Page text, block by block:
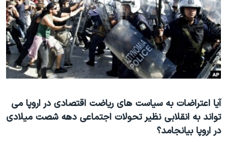
فرهنگ و زندگی
حقوق شهروندی
اقتصادی
علم و فناوری
گالری عکس
آرشیو پخش زنده
مستندها
انتخابات ریاست جمهوری آمریکا ۲۰۲۴
حمله جمهوری اسلامی به اسرائیل
رمز مهسا
اعتراضات زن، زندگی، آزادی
مجموعه مستندهای دادخواهی
تریبونال مردمی آبان ۹۸
دنبال کنید
زبانهای مختلف
آیا اعتراضات به سیاست های ریاضت اقتصادی در اروپا می
تواند به انقلابی نظیر تحولات اجتماعی دهه شصت میلادی
در اروپا بیانجامد؟